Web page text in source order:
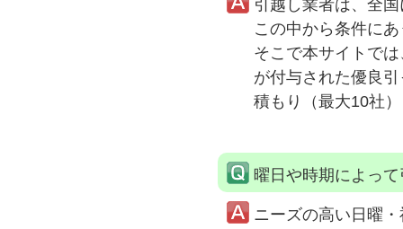
引越し業者は、全
この中から条件に
そこで本サイトで
が付与された優良
積もり（最大10社
曜日や時期によっ
ニーズの高い日曜